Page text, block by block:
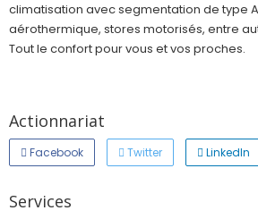
climatisation avec segmentation de type
aérothermique, stores motorisés, entre
Tout le confort pour vous et vos proches.
Actionnariat
Facebook Twitter LinkedIn
Services